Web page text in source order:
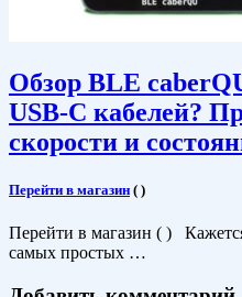
Обзор BLE
USB-C кабелей?
скорости и
Перейти в магазин ( )
Перейти в магазин ( )
самых простых …